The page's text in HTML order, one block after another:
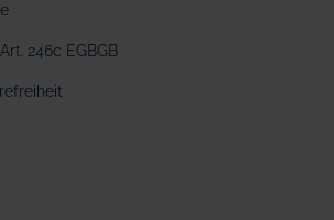
246c EGBGB